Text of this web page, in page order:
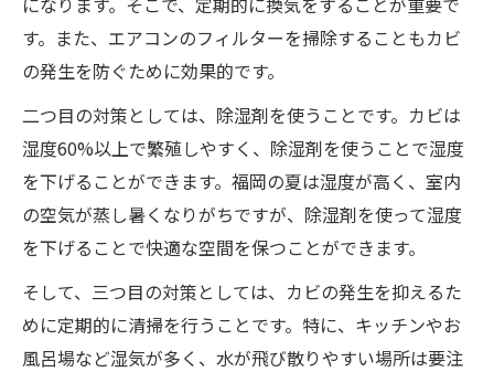
す。また、エアコンのフィルターを掃除することもカビ
の発生を防ぐために効果的です。
二つ目の対策としては、除湿剤を使うことです。カビは
湿度60%以上で繁殖しやすく、除湿剤を使うことで湿度
を下げることができます。福岡の夏は湿度が高く、室内
の空気が蒸し暑くなりがちですが、除湿剤を使って湿度
を下げることで快適な空間を保つことができます。
そして、三つ目の対策としては、カビの発生を抑えるた
めに定期的に清掃を行うことです。特に、キッチンやお
風呂場など湿気が多く、水が飛び散りやすい場所は要注